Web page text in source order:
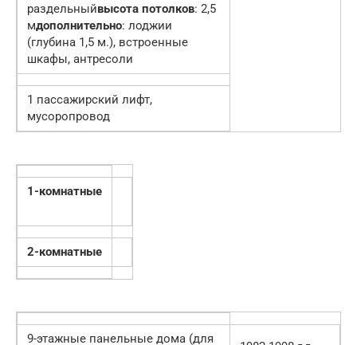
раздельныйвысота потолков: 2,5
мдополнительно: лоджии
(глубина 1,5 м.), встроенные
шкафы, антресоли
1 пассажирский лифт,
мусоропровод
1-комнатные
2-комнатные
9-этажные панельные дома (для